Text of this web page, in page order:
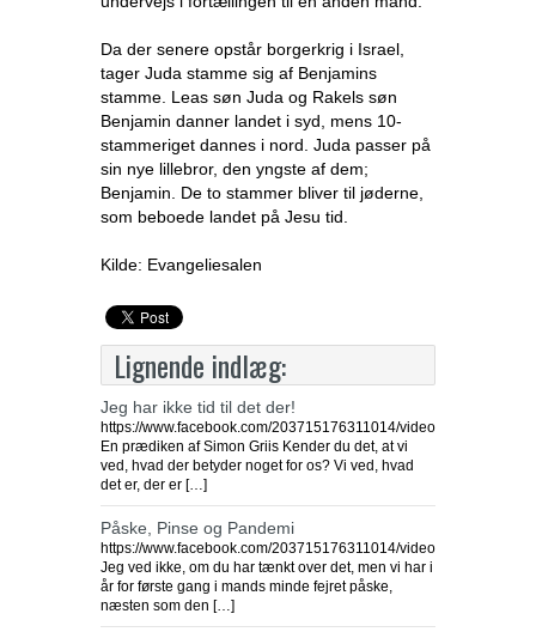
Da der senere opstår borgerkrig i Israel,
tager Juda stamme sig af Benjamins
stamme. Leas søn Juda og Rakels søn
Benjamin danner landet i syd, mens 10-
stammeriget dannes i nord. Juda passer på
sin nye lillebror, den yngste af dem;
Benjamin. De to stammer bliver til jøderne,
som beboede landet på Jesu tid.
Kilde: Evangeliesalen
Lignende indlæg:
Jeg har ikke tid til det der!
https://www.facebook.com/203715176311014/videos/
En prædiken af Simon Griis Kender du det, at vi
ved, hvad der betyder noget for os? Vi ved, hvad
det er, der er […]
Påske, Pinse og Pandemi
https://www.facebook.com/203715176311014/videos/
Jeg ved ikke, om du har tænkt over det, men vi har i
år for første gang i mands minde fejret påske,
næsten som den […]